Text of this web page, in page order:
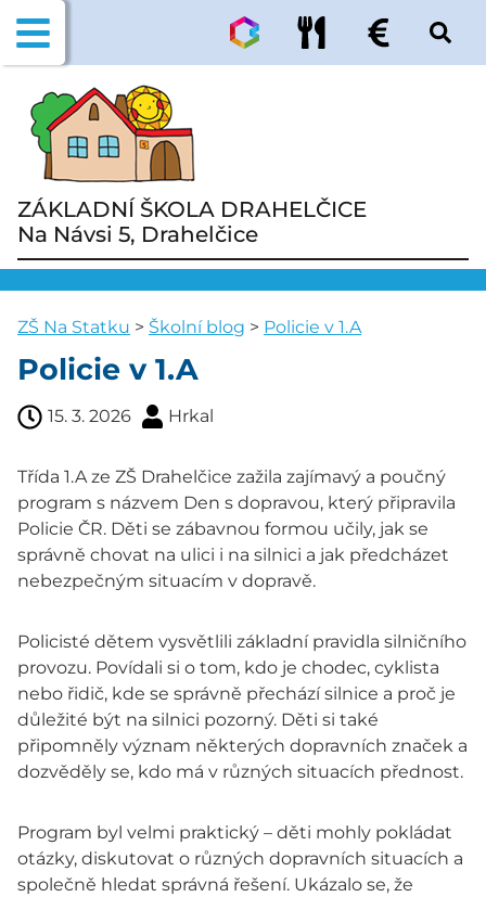
ZÁKLADNÍ ŠKOLA DRAHELČICE
Na Návsi 5, Drahelčice
ZŠ Na Statku > Školní blog > Policie v 1.A
Policie v 1.A
15. 3. 2026 Hrkal
Třída 1.A ze ZŠ Drahelčice zažila zajímavý a poučný
program s názvem Den s dopravou, který připravila
Policie ČR. Děti se zábavnou formou učily, jak se
správně chovat na ulici i na silnici a jak předcházet
nebezpečným situacím v dopravě.
Policisté dětem vysvětlili základní pravidla silničního
provozu. Povídali si o tom, kdo je chodec, cyklista
nebo řidič, kde se správně přechází silnice a proč je
důležité být na silnici pozorný. Děti si také
připomněly význam některých dopravních značek a
dozvěděly se, kdo má v různých situacích přednost.
Program byl velmi praktický – děti mohly pokládat
otázky, diskutovat o různých dopravních situacích a
společně hledat správná řešení. Ukázalo se, že